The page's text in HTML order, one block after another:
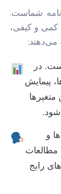
شماست.
و کیفی،
می‌دهند:
در
پیمایش
و
مطالعات
رایج